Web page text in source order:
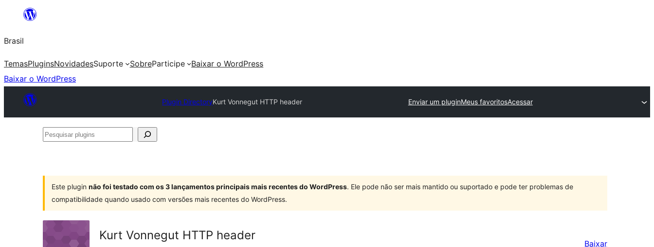
o
conteúdo
Brasil
TemasPluginsNovidadesSuporte SobreParticipe
Baixar o WordPress
Baixar o WordPress
Plugin DirectoryKurt Vonnegut HTTP header Enviar um pluginMeus favoritosAcessar
Pesquisar
Este plugin não foi testado com os 3 lançamentos principais mais recentes do WordPress. Ele pode não ser mais mantido ou suportado e pode ter problemas de
compatibilidade quando usado com versões mais recentes do WordPress.
Kurt Vonnegut HTTP header
Baixar